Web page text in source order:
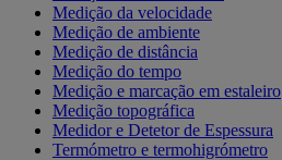
Medição da velocidade
Medição de ambiente
Medição de distância
Medição do tempo
Medição e marcação em estaleiro
Medição topográfica
Medidor e Detetor de Espessura
Termómetro e termohigrómetro